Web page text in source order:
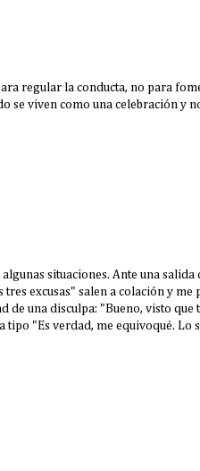
regular la conducta, no para
se viven como una celebración y
situaciones. Ante una
excusas" salen a colación y
una disculpa: "Bueno, visto que
tipo "Es verdad, me equivoqué.